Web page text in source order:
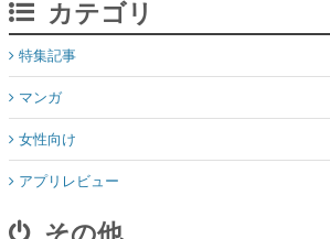
カテゴリ
特集記事
マンガ
女性向け
アプリレビュー